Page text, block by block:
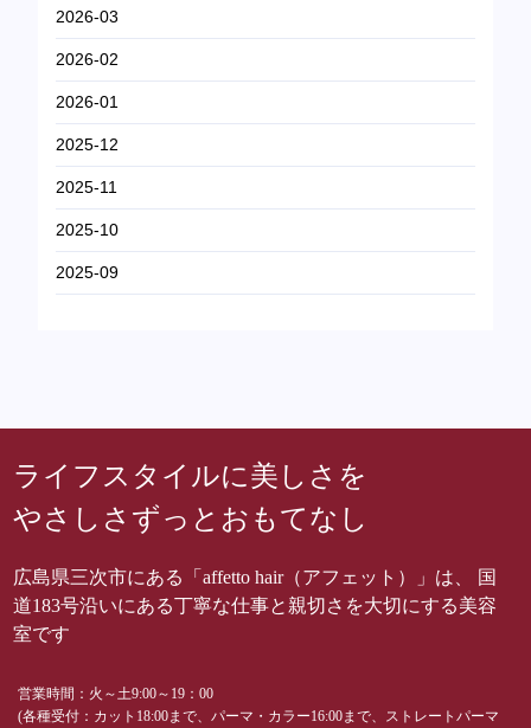
2026-03
2026-02
2026-01
2025-12
2025-11
2025-10
2025-09
ライフスタイルに美しさを
やさしさずっとおもてなし
広島県三次市にある「affetto hair（アフェット）」は、 国
道183号沿いにある丁寧な仕事と親切さを大切にする美容
室です
営業時間：火～土9:00～19：00
(各種受付：カット18:00まで、パーマ・カラー16:00まで、ストレートパーマ